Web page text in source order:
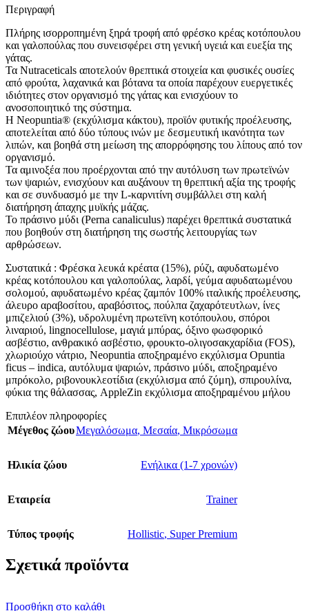
Περιγραφή
Πλήρης ισορροπημένη ξηρά τροφή από φρέσκο κρέας κοτόπουλου
και γαλοπούλας που συνεισφέρει στη γενική υγειά και ευεξία της
γάτας.
Τα Nutraceticals αποτελούν θρεπτικά στοιχεία και φυσικές ουσίες
από φρούτα, λαχανικά και βότανα τα οποία παρέχουν ευεργετικές
ιδιότητες στον οργανισμό της γάτας και ενισχύουν το
ανοσοποιητικό της σύστημα.
Η Neopuntia® (εκχύλισμα κάκτου), προϊόν φυτικής προέλευσης,
αποτελείται από δύο τύπους ινών με δεσμευτική ικανότητα των
λιπών, και βοηθά στη μείωση της απορρόφησης του λίπους από τον
οργανισμό.
Τα αμινοξέα που προέρχονται από την αυτόλυση των πρωτεϊνών
των ψαριών, ενισχύουν και αυξάνουν τη θρεπτική αξία της τροφής
και σε συνδυασμό με την L-καρνιτίνη συμβάλλει στη καλή
διατήρηση άπαχης μυϊκής μάζας.
Το πράσινο μύδι (Perna canaliculus) παρέχει θρεπτικά συστατικά
που βοηθούν στη διατήρηση της σωστής λειτουργίας των
αρθρώσεων.
Συστατικά : Φρέσκα λευκά κρέατα (15%), ρύζι, αφυδατωμένο
κρέας κοτόπουλου και γαλοπούλας, λαρδί, γεύμα αφυδατωμένου
σολομού, αφυδατωμένο κρέας ζαμπόν 100% ιταλικής προέλευσης,
άλευρο αραβοσίτου, αραβόσιτος, πούλπα ζαχαρότευτλων, ίνες
μπιζελιού (3%), υδρολυμένη πρωτεϊνη κοτόπουλου, σπόροι
λιναριού, lingnocellulose, μαγιά μπύρας, όξινο φωσφορικό
ασβέστιο, ανθρακικό ασβέστιο, φρουκτο-ολιγοσακχαρίδια (FOS),
χλωριούχο νάτριο, Neopuntia αποξηραμένο εκχύλισμα Opuntia
ficus – indica, αυτόλυμα ψαριών, πράσινο μύδι, αποξηραμένο
μπρόκολο, ριβονουκλεοτίδια (εκχύλισμα από ζύμη), σπιρουλίνα,
φύκια της θάλασσας, AppleZin εκχύλισμα αποξηραμένου μήλου
Επιπλέον πληροφορίες
Μέγεθος ζώουΜεγαλόσωμα, Μεσαία, Μικρόσωμα
Ηλικία ζώου Ενήλικα (1-7 χρονών)
Εταιρεία Trainer
Τύπος τροφής Hollistic, Super Premium
Σχετικά προϊόντα
Προσθήκη στο καλάθι